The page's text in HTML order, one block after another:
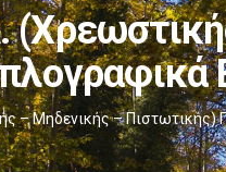
Μηδενικής – Πιστωτικής)